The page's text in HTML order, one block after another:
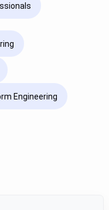
Engineering